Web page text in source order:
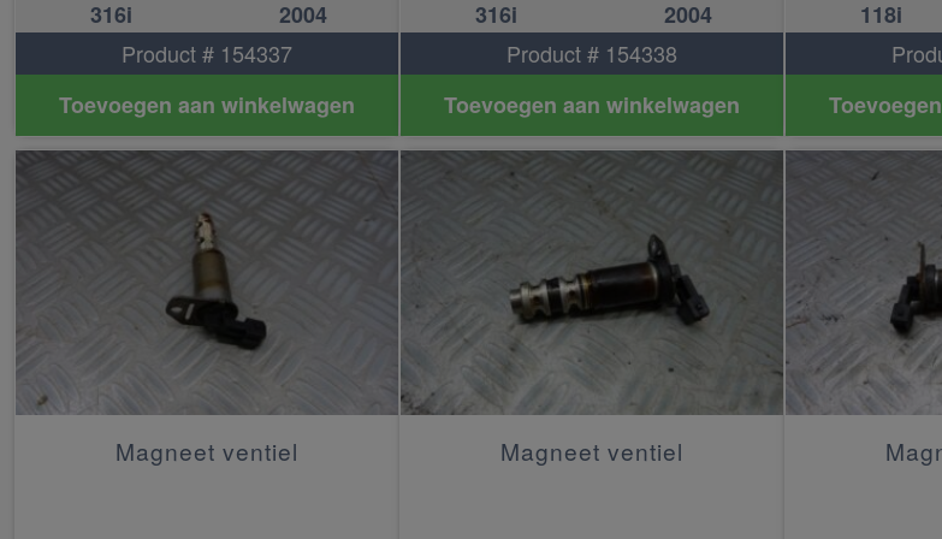
316i
2004
Product # 154337
Toevoegen aan winkelwagen
316i
2004
Product # 154338
Toevoegen aan winkelwagen
118i
Magneet ventiel Magneet ventiel